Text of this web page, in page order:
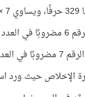
العدد